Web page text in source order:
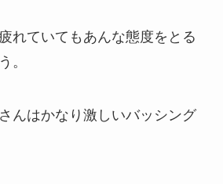
れていてもあんな態度をとる
。
んはかなり激しいバッシング